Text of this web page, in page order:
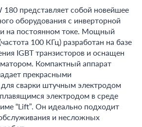
180 представляет собой новейшее
оборудования с инверторной
на постоянном токе. Мощный
100 КГц) разработан на базе
IGBT транзисторов и оснащен
Компактный аппарат
прекрасными
для сварки штучным электродом
электродом в среде
“Lift”. Он идеально подходит
и несложных